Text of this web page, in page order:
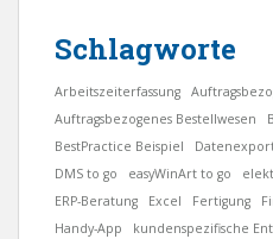
Schlagworte
Arbeitszeiterfassung
Auftragsbezogenes Bestellwesen
BestPractice Beispiel
DMS to go
easyWinArt to go
ERP-Beratung
Excel Fertigung
Handy-App
kundenspezifische